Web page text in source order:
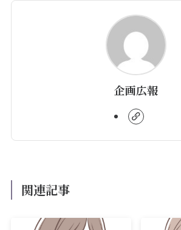
企画広報
関連記事